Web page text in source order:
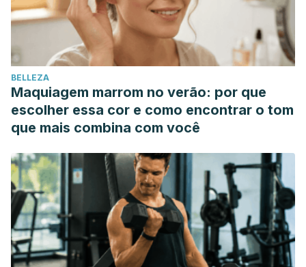
BELLEZA
Maquiagem marrom no verão: por que
escolher essa cor e como encontrar o tom
que mais combina com você